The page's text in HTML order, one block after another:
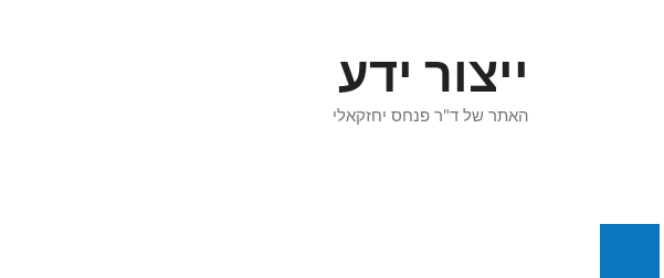
ייצור ידע
האתר של ד"ר פנחס יחזקאלי